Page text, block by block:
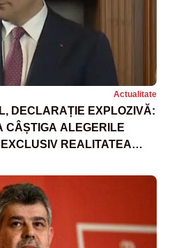
Actualitate
DECLARAȚIE EXPLOZIVĂ:
CÂȘTIGA ALEGERILE
REALITATEA